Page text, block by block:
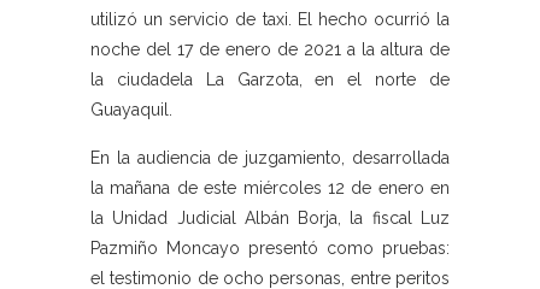
utilizó un servicio de taxi. El hecho ocurrió la
noche del 17 de enero de 2021 a la altura de
la ciudadela La Garzota, en el norte de
Guayaquil.
En la audiencia de juzgamiento, desarrollada
la mañana de este miércoles 12 de enero en
la Unidad Judicial Albán Borja, la fiscal Luz
Pazmiño Moncayo presentó como pruebas:
el testimonio de ocho personas, entre peritos